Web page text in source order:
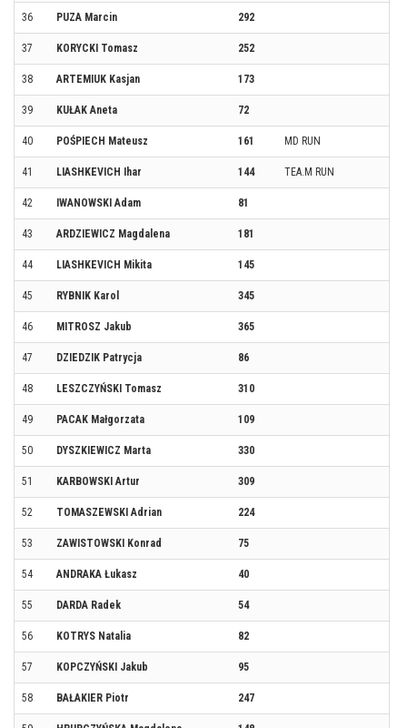
36 PUZA Marcin 292
37 KORYCKI Tomasz 252
38 ARTEMIUK Kasjan 173
39 KUŁAK Aneta 72
40 POŚPIECH Mateusz 161 MD RUN
41 LIASHKEVICH Ihar 144 TEA.M RUN
42 IWANOWSKI Adam 81
43 ARDZIEWICZ Magdalena 181
44 LIASHKEVICH Mikita 145
45 RYBNIK Karol 345
46 MITROSZ Jakub 365
47 DZIEDZIK Patrycja 86
48 LESZCZYŃSKI Tomasz 310
49 PACAK Małgorzata 109
50 DYSZKIEWICZ Marta 330
51 KARBOWSKI Artur 309
52 TOMASZEWSKI Adrian 224
53 ZAWISTOWSKI Konrad 75
54 ANDRAKA Łukasz 40
55 DARDA Radek 54
56 KOTRYS Natalia 82
57 KOPCZYŃSKI Jakub 95
58 BAŁAKIER Piotr 247